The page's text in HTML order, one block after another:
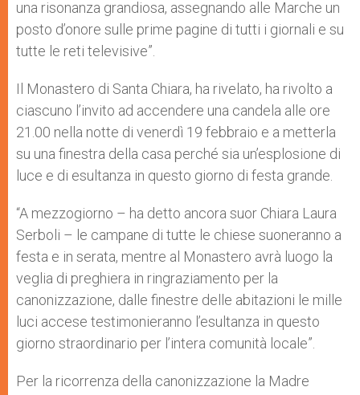
una risonanza grandiosa, assegnando alle Marche un
posto d’onore sulle prime pagine di tutti i giornali e su
tutte le reti televisive”.
Il Monastero di Santa Chiara, ha rivelato, ha rivolto a
ciascuno l’invito ad accendere una candela alle ore
21.00 nella notte di venerdì 19 febbraio e a metterla
su una finestra della casa perché sia un’esplosione di
luce e di esultanza in questo giorno di festa grande.
“A mezzogiorno – ha detto ancora suor Chiara Laura
Serboli – le campane di tutte le chiese suoneranno a
festa e in serata, mentre al Monastero avrà luogo la
veglia di preghiera in ringraziamento per la
canonizzazione, dalle finestre delle abitazioni le mille
luci accese testimonieranno l’esultanza in questo
giorno straordinario per l’intera comunità locale”.
Per la ricorrenza della canonizzazione la Madre